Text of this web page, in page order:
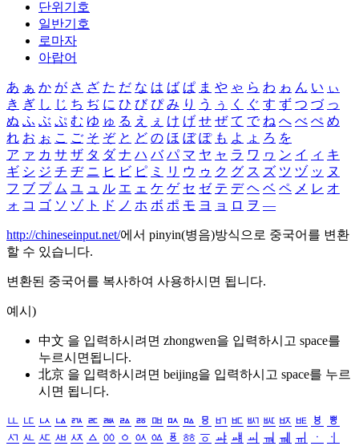
단위기호
일반기호
로마자
아랍어
あ ぁ か が さ ざ た だ な は ば ぱ ま や ゃ ら わ ゎ ん い ぃ
き ぎ し じ ち ぢ に ひ び ぴ み り う ぅ く ぐ す ず つ づ っ
ぬ ふ ぶ ぷ む ゆ ゅ る え ぇ け げ せ ぜ て で ね へ べ ぺ め
れ お ぉ こ ご そ ぞ と ど の ほ ぼ ぽ も よ ょ ろ を
ア ァ カ サ ザ タ ダ ナ ハ バ パ マ ヤ ャ ラ ワ ヮ ン イ ィ キ
ギ シ ジ チ ヂ ニ ヒ ビ ピ ミ リ ウ ゥ ク グ ス ズ ツ ヅ ッ ヌ
フ ブ プ ム ユ ュ ル エ ェ ケ ゲ セ ゼ テ デ ヘ ベ ペ メ レ オ
ォ コ ゴ ソ ゾ ト ド ノ ホ ボ ポ モ ヨ ョ ロ ヲ ―
http://chineseinput.net/에서 pinyin(병음)방식으로 중국어를 변환
할 수 있습니다.
변환된 중국어를 복사하여 사용하시면 됩니다.
예시)
中文 을 입력하시려면 zhongwen을 입력하시고 space를
누르시면됩니다.
北京 을 입력하시려면 beijing을 입력하시고 space를 누르
시면 됩니다.
ㅥ ㅦ ㅧ ㅨ ㅩ ㅪ ㅫ ㅬ ㅭ ㅮ ㅯ ㅰ ㅱ ㅲ ㅳ ㅴ ㅵ ㅶ ㅷ ㅸ
ㅹ
ㅺ ㅻ ㅼ ㅽ ㅾ ㅿ ㆀ ㆁ ㆂ ㆃ ㆄ ㆅ ㆆ ㆇ ㆈ ㆉ ㆊ ㆋ ㆌ ㆍ
ㆎ